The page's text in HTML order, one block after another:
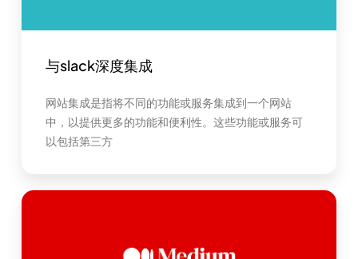
与slack深度集成
网站集成是指将不同的功能或服务集成到一个网站
中，以提供更多的功能和便利性。这些功能或服务可
以包括第三方